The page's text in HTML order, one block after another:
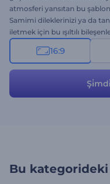
atmosferi yansıtan bu şablon
Samimi dileklerinizi ya da
iletmek için bu ışıltılı
kimliğine harika bir dokunuş
mesajlarınızı girin ve
16:9
Bu kategorideki